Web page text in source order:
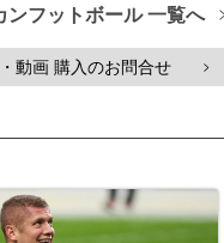
ンフットボール 一覧へ
動画 購入のお問合せ >